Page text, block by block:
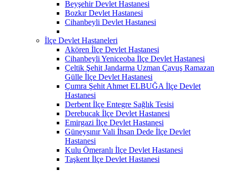
Beyşehir Devlet Hastanesi
Bozkır Devlet Hastanesi
Cihanbeyli Devlet Hastanesi
İlçe Devlet Hastaneleri
Akören İlçe Devlet Hastanesi
Cihanbeyli Yeniceoba İlçe Devlet Hastanesi
Çeltik Şehit Jandarma Uzman Çavuş Ramazan
Gülle İlçe Devlet Hastanesi
Çumra Şehit Ahmet ELBUĞA İlçe Devlet
Hastanesi
Derbent İlçe Entegre Sağlık Tesisi
Derebucak İlçe Devlet Hastanesi
Emirgazi İlçe Devlet Hastanesi
Güneysınır Vali İhsan Dede İlçe Devlet
Hastanesi
Kulu Ömeranlı İlçe Devlet Hastanesi
Taşkent İlçe Devlet Hastanesi